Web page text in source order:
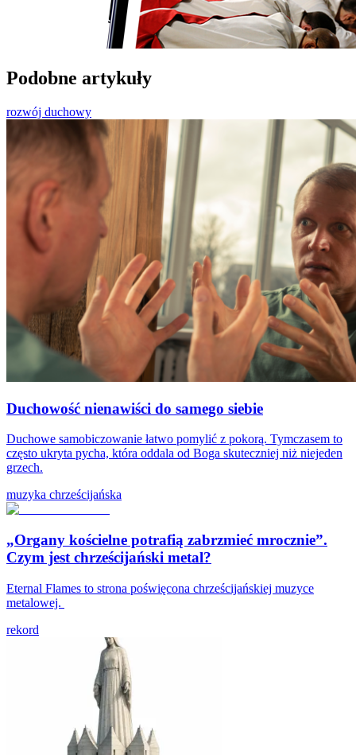
Podobne artykuły
rozwój duchowy
Duchowość nienawiści do samego siebie
Duchowe samobiczowanie łatwo pomylić z pokorą. Tymczasem to
często ukryta pycha, która oddala od Boga skuteczniej niż niejeden
grzech.
muzyka chrześcijańska
„Organy kościelne potrafią zabrzmieć mrocznie”.
Czym jest chrześcijański metal?
Eternal Flames to strona poświęcona chrześcijańskiej muzyce
metalowej.
rekord